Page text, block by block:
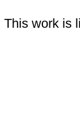
This work is